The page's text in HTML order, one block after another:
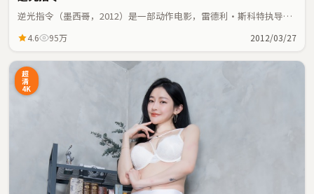
逆光指令（墨西哥，2012）是一部动作电影，雷德利·斯科特执导，
4.6 95万 2012/03/27
超
清
4K